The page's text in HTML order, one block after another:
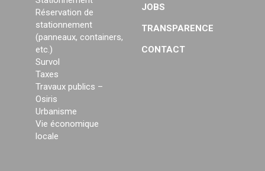
Réservation de
stationnement
(panneaux, containers,
etc.)
Survol
Taxes
Travaux publics –
Osiris
Urbanisme
Vie économique
locale
JOBS
TRANSPARENCE
CONTACT